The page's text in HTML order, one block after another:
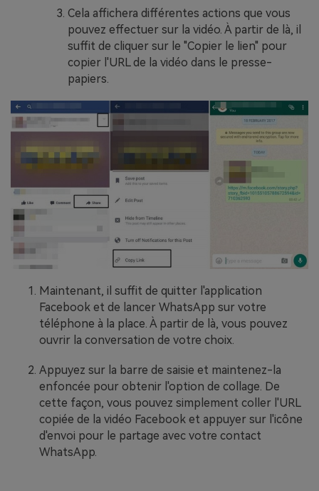
Cela affichera différentes actions que vous
pouvez effectuer sur la vidéo. À partir de là, il
suffit de cliquer sur le "Copier le lien" pour
copier l'URL de la vidéo dans le presse-
papiers.
Maintenant, il suffit de quitter l'application
Facebook et de lancer WhatsApp sur votre
téléphone à la place. À partir de là, vous pouvez
ouvrir la conversation de votre choix.
Appuyez sur la barre de saisie et maintenez-la
enfoncée pour obtenir l'option de collage. De
cette façon, vous pouvez simplement coller l'URL
copiée de la vidéo Facebook et appuyer sur l'icône
d'envoi pour le partage avec votre contact
WhatsApp.